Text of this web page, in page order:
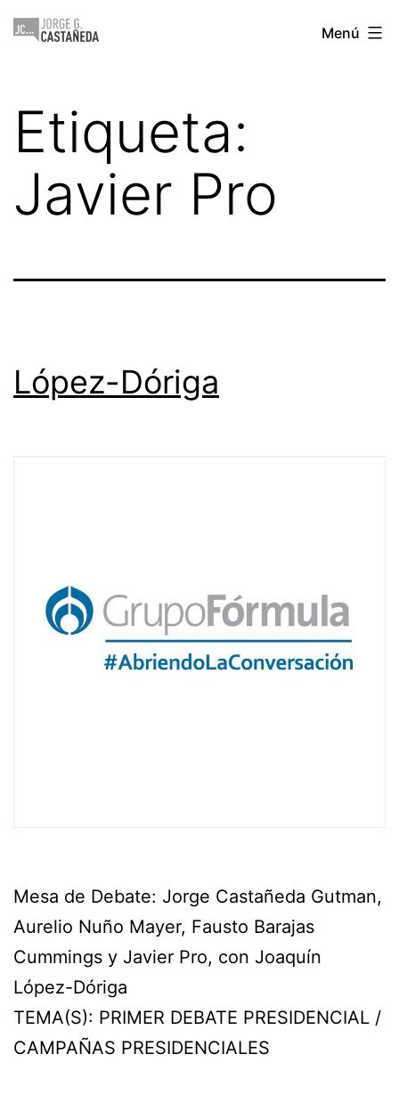
Saltar
Jorge
Menú
Etiqueta:
Javier Pro
López-Dóriga
Mesa de Debate: Jorge Castañeda Gutman,
Aurelio Nuño Mayer, Fausto Barajas
Cummings y Javier Pro, con Joaquín
López-Dóriga
TEMA(S): PRIMER DEBATE PRESIDENCIAL /
CAMPAÑAS PRESIDENCIALES